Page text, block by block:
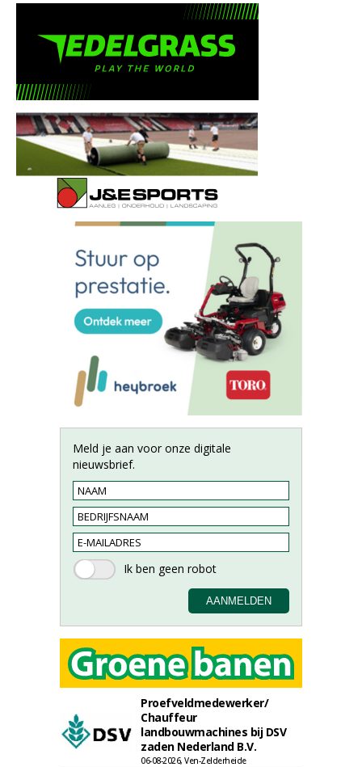
Meld je aan voor onze digitale
nieuwsbrief.
Proefveldmedewerker/
Chauffeur
landbouwmachines bij DSV
zaden Nederland B.V.
06-08-2026, Ven-Zelderheide